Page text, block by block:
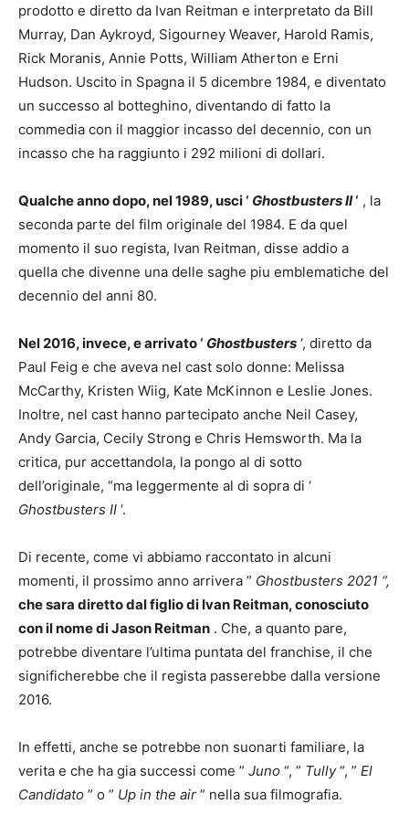
prodotto e diretto da Ivan Reitman e interpretato da Bill
Murray, Dan Aykroyd, Sigourney Weaver, Harold Ramis,
Rick Moranis, Annie Potts, William Atherton e Erni
Hudson. Uscito in Spagna il 5 dicembre 1984, e diventato
un successo al botteghino, diventando di fatto la
commedia con il maggior incasso del decennio, con un
incasso che ha raggiunto i 292 milioni di dollari.
Qualche anno dopo, nel 1989, usci ‘ Ghostbusters II‘ , la
seconda parte del film originale del 1984. E da quel
momento il suo regista, Ivan Reitman, disse addio a
quella che divenne una delle saghe piu emblematiche del
decennio del anni 80.
Nel 2016, invece, e arrivato ‘ Ghostbusters ‘, diretto da
Paul Feig e che aveva nel cast solo donne: Melissa
McCarthy, Kristen Wiig, Kate McKinnon e Leslie Jones.
Inoltre, nel cast hanno partecipato anche Neil Casey,
Andy Garcia, Cecily Strong e Chris Hemsworth. Ma la
critica, pur accettandola, la pongo al di sotto
dell’originale, “ma leggermente al di sopra di ‘
Ghostbusters II ‘.
Di recente, come vi abbiamo raccontato in alcuni
momenti, il prossimo anno arrivera ” Ghostbusters 2021 “,
che sara diretto dal figlio di Ivan Reitman, conosciuto
con il nome di Jason Reitman . Che, a quanto pare,
potrebbe diventare l’ultima puntata del franchise, il che
significherebbe che il regista passerebbe dalla versione
2016.
In effetti, anche se potrebbe non suonarti familiare, la
verita e che ha gia successi come ” Juno “, ” Tully“, ” El
Candidato ” o ” Up in the air ” nella sua filmografia.